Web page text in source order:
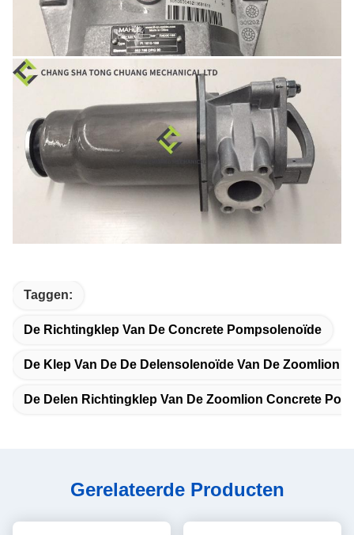
Taggen:
De Richtingklep Van De Concrete Pompsolenoïde
De Klep Van De De Delensolenoïde Van De Zoomlion
De Delen Richtingklep Van De Zoomlion Concrete
Gerelateerde Producten